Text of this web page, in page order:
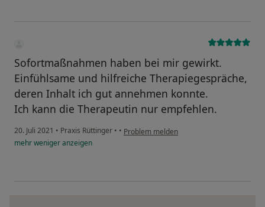
Sofortmaßnahmen haben bei mir gewirkt.
Einfühlsame und hilfreiche Therapiegespräche,
deren Inhalt ich gut annehmen konnte.
Ich kann die Therapeutin nur empfehlen.
20. Juli 2021 • Praxis Rüttinger • • Problem melden
mehrwenigeranzeigen